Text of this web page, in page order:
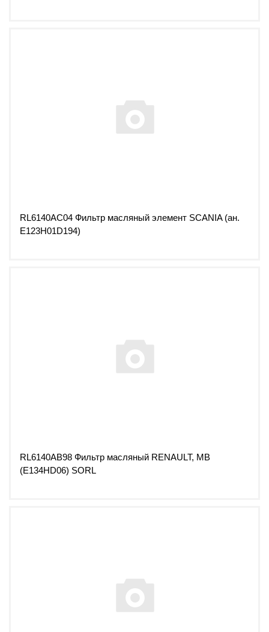
RL6140AC04 Фильтр масляный элемент SCANIA (ан.
E123H01D194)
RL6140AB98 Фильтр масляный RENAULT, MB
(E134HD06) SORL